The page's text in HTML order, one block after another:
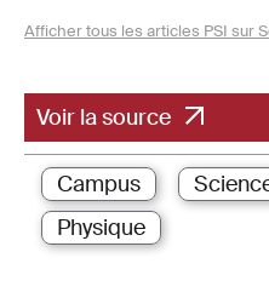
Afficher tous les articles PSI sur
Voir la source
Campus
Physique